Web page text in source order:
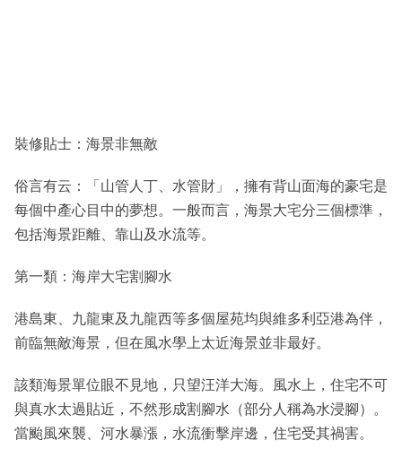
裝修貼士：海景非無敵
俗言有云：「山管人丁、水管財」，擁有背山面海的豪宅是
每個中產心目中的夢想。一般而言，海景大宅分三個標準，
包括海景距離、靠山及水流等。
第一類：海岸大宅割腳水
港島東、九龍東及九龍西等多個屋苑均與維多利亞港為伴，
前臨無敵海景，但在風水學上太近海景並非最好。
該類海景單位眼不見地，只望汪洋大海。風水上，住宅不可
與真水太過貼近，不然形成割腳水（部分人稱為水浸腳）。
當颱風來襲、河水暴漲，水流衝擊岸邊，住宅受其禍害。